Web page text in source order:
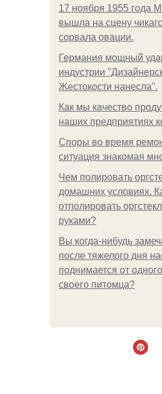
17 ноября 1955 года
вышла на сцену
сорвала овации.
Германия мощный
индустрии
Жестокости нанесла".
Как мы качество
наших предприятиях
Споры во время
ситуация знакомая
Чем полировать
домашних условиях.
отполировать
руками?
Вы когда-нибудь
после тяжелого дня
поднимается от
своего питомца?